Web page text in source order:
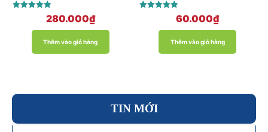
Được xếp
5.00
280.000₫
Thêm vào giỏ hàng
5.00
60.000₫
Thêm vào giỏ hàng
TIN MỚI